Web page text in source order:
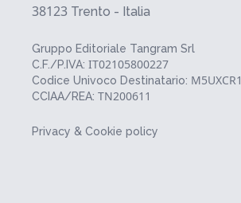
38123 Trento - Italia
Gruppo Editoriale Tangram Srl
C.F./P.IVA: IT02105800227
Codice Univoco Destinatario: M5UXCR1
CCIAA/REA: TN200611
Privacy & Cookie policy